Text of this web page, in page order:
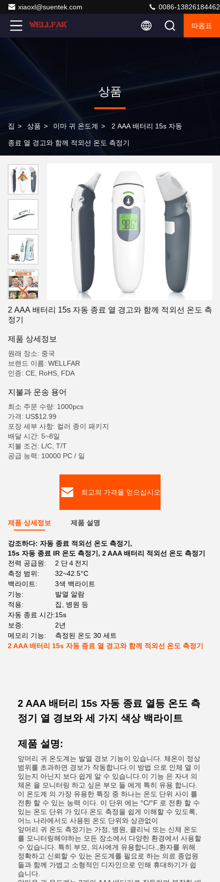
xiaoxl@suentek.com 0086-13826184462
따옴표
상품
집 > 상품 > 이마 귀 온도계 > 2 AAA 배터리 15s 자동
종료 열 경고와 함께 적외선 온도 측정기
2 AAA 배터리 15s 자동 종료 열 경고와 함께 적외선 온도 측
정기
제품 상세정보
원래 장소: 중국
브랜드 이름: WELLFAR
인증: CE, RoHS, FDA
지불과 운송 용어
최소 주문 수량: 1000pcs
가격: US$12.99
포장 세부 사항: 컬러 종이 패키지
배달 시간: 5~8일
지불 조건: L/C, T/T
공급 능력: 10000 PC / 일
최고의 가격을 얻으십시오
제품 상세정보 제품 설명
강조하다: 자동 종료 적외선 온도 측정기 ,
15s 자동 종료 IR 온도 측정기 , 2 AAA 배터리 적외선 온도 측정기
전력 공급원:
2 단４전지
측정 범위:
32~42.5°C
백라이트:
3색 백라이트
기능:
발열 알람
적용:
집, 병원 등
자동 종료 시간:15s
보증:
2년
메모리 기능:
측정된 온도 30 세트
2 AAA 배터리 15s 자동 종료 열 경고와 함께 적외선 온도 측정기
2 AAA 배터리 15s 자동 종료 열등 온도 측
정기 열 경보와 세 가지 색상 백라이트
제품 설명:
앞머리 귀 온도계는 발열 경보 기능이 있습니다. 체온이 정상
범위를 초과하면 경보가 작동합니다.이 방법 으로 인체 열 이
있는지 아닌지 보다 쉽게 알 수 있습니다.이 기능 은 자녀 의
체온 을 모니터링 하고 싶은 부모 들 에게 특히 유용 합니다.
이 온도계 의 가장 유용한 특징 중 하나는 온도 단위 사이 를
전환 할 수 있는 능력 이다. 이 단위 에는 °C/°F 로 전환 할 수
있는 온도 단위 가 있다.온도 측정을 쉽게 이해할 수 있도록,
어느 나라에서도 사용된 온도 단위와 상관없이
앞머리 귀 온도 측정기는 가정, 병원, 클리닉 또는 신체 온도
를 모니터링해야하는 모든 장소에서 다양한 환경에서 사용할
수 있습니다. 특히 부모, 의사에게 유용합니다.,환자를 위해
정확하고 신뢰할 수 있는 온도계를 필요로 하는 의료 종업원
들과 함께 가볍고 소형적인 디자인으로 인해 휴대하기가 쉽
습니다.